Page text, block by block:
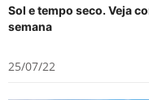
Sol e tempo seco. Veja
semana
25/07/22